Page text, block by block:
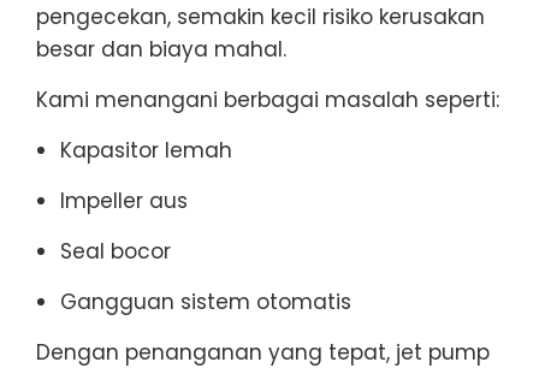
pengecekan, semakin kecil risiko kerusakan
besar dan biaya mahal.
Kami menangani berbagai masalah seperti:
Kapasitor lemah
Impeller aus
Seal bocor
Gangguan sistem otomatis
Dengan penanganan yang tepat, jet pump